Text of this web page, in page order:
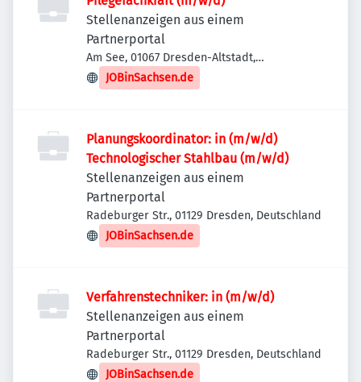
Stellenanzeigen aus einem
Partnerportal
Am See, 01067 Dresden-Altstadt,
Deutschland
JOBinSachsen.de
Planungskoordinator: in (m/w/d)
Technologischer Stahlbau (m/w/d)
Stellenanzeigen aus einem
Partnerportal
Radeburger Str., 01129 Dresden, Deutschland
JOBinSachsen.de
Verfahrenstechniker: in (m/w/d)
Stellenanzeigen aus einem
Partnerportal
Radeburger Str., 01129 Dresden, Deutschland
JOBinSachsen.de